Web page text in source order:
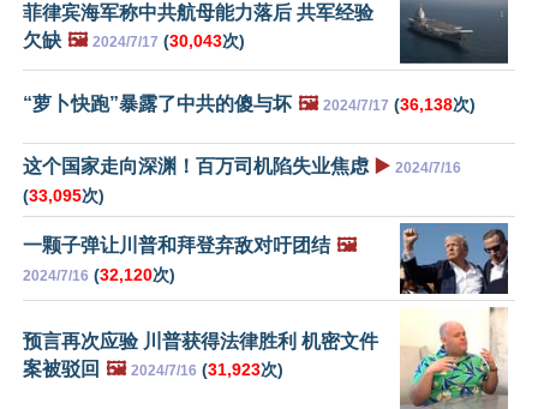
菲律宾海军称中共航母能力落后 共军经验
欠缺 🖼️ 2024/7/17 (30,043次)
“萝卜快跑”暴露了中共的傻与坏 🖼️ 2024/7/17 (36,138次)
这个国家走向深渊！百万司机陷失业焦虑 ▶️ 2024/7/16
(33,095次)
一颗子弹让川普和拜登弃敌对吁团结 🖼️
2024/7/16 (32,120次)
预言再次应验 川普获得法律胜利 机密文件
案被驳回 🖼️ 2024/7/16 (31,923次)